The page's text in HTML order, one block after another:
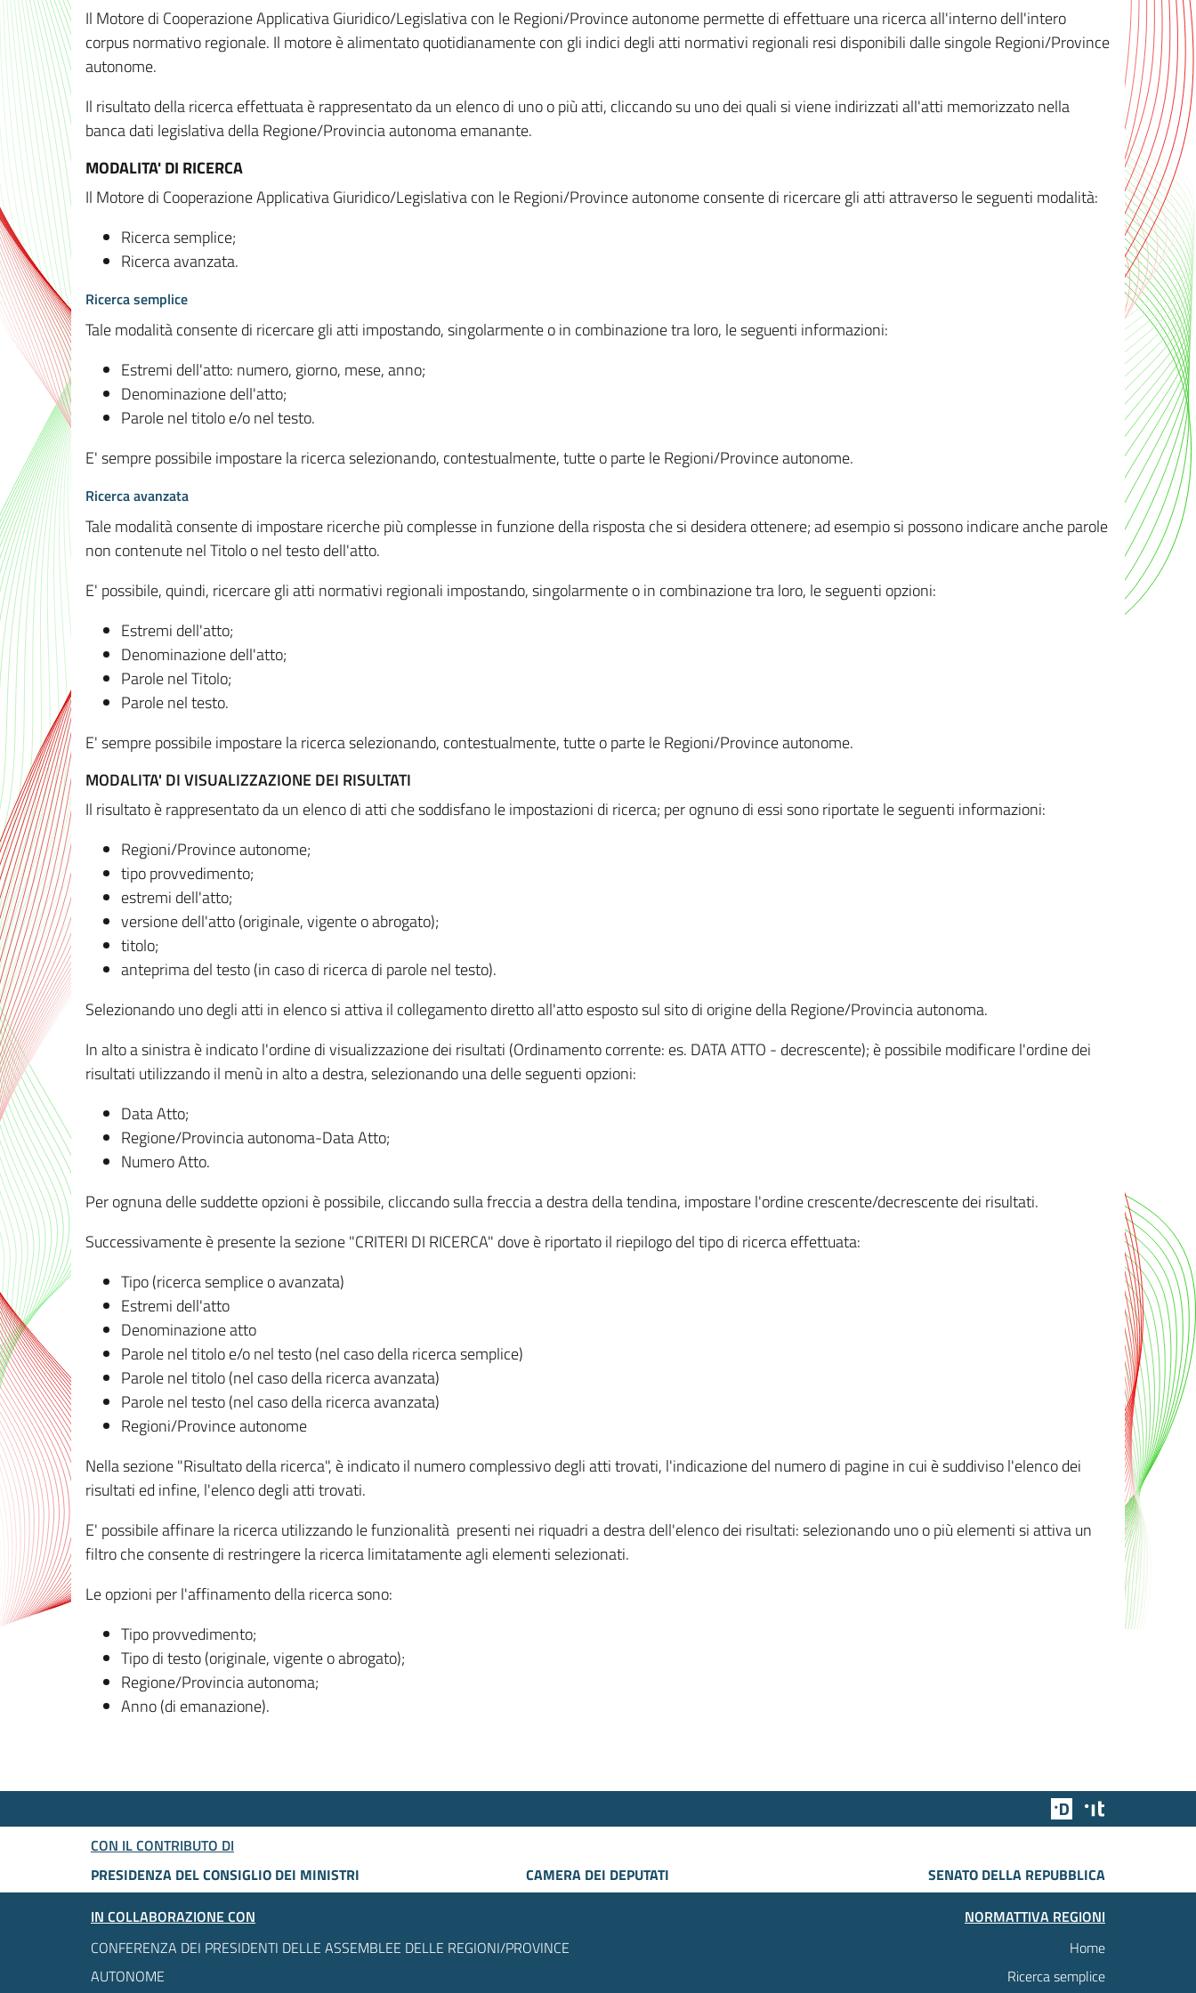
Il Motore di Cooperazione Applicativa Giuridico/Legislativa con le Regioni/Province autonome permette di effettuare una ricerca all'interno dell'intero
corpus normativo regionale. Il motore è alimentato quotidianamente con gli indici degli atti normativi regionali resi disponibili dalle singole Regioni/Province
autonome.
Il risultato della ricerca effettuata è rappresentato da un elenco di uno o più atti, cliccando su uno dei quali si viene indirizzati all'atti memorizzato nella
banca dati legislativa della Regione/Provincia autonoma emanante.
MODALITA' DI RICERCA
Il Motore di Cooperazione Applicativa Giuridico/Legislativa con le Regioni/Province autonome consente di ricercare gli atti attraverso le seguenti modalità:
Ricerca semplice;
Ricerca avanzata.
Ricerca semplice
Tale modalità consente di ricercare gli atti impostando, singolarmente o in combinazione tra loro, le seguenti informazioni:
Estremi dell'atto: numero, giorno, mese, anno;
Denominazione dell'atto;
Parole nel titolo e/o nel testo.
E' sempre possibile impostare la ricerca selezionando, contestualmente, tutte o parte le Regioni/Province autonome.
Ricerca avanzata
Tale modalità consente di impostare ricerche più complesse in funzione della risposta che si desidera ottenere; ad esempio si possono indicare anche parole
non contenute nel Titolo o nel testo dell'atto.
E' possibile, quindi, ricercare gli atti normativi regionali impostando, singolarmente o in combinazione tra loro, le seguenti opzioni:
Estremi dell'atto;
Denominazione dell'atto;
Parole nel Titolo;
Parole nel testo.
E' sempre possibile impostare la ricerca selezionando, contestualmente, tutte o parte le Regioni/Province autonome.
MODALITA' DI VISUALIZZAZIONE DEI RISULTATI
Il risultato è rappresentato da un elenco di atti che soddisfano le impostazioni di ricerca; per ognuno di essi sono riportate le seguenti informazioni:
Regioni/Province autonome;
tipo provvedimento;
estremi dell'atto;
versione dell'atto (originale, vigente o abrogato);
titolo;
anteprima del testo (in caso di ricerca di parole nel testo).
Selezionando uno degli atti in elenco si attiva il collegamento diretto all'atto esposto sul sito di origine della Regione/Provincia autonoma.
In alto a sinistra è indicato l'ordine di visualizzazione dei risultati (Ordinamento corrente: es. DATA ATTO - decrescente); è possibile modificare l'ordine dei
risultati utilizzando il menù in alto a destra, selezionando una delle seguenti opzioni:
Data Atto;
Regione/Provincia autonoma-Data Atto;
Numero Atto.
Per ognuna delle suddette opzioni è possibile, cliccando sulla freccia a destra della tendina, impostare l'ordine crescente/decrescente dei risultati.
Successivamente è presente la sezione "CRITERI DI RICERCA" dove è riportato il riepilogo del tipo di ricerca effettuata:
Tipo (ricerca semplice o avanzata)
Estremi dell'atto
Denominazione atto
Parole nel titolo e/o nel testo (nel caso della ricerca semplice)
Parole nel titolo (nel caso della ricerca avanzata)
Parole nel testo (nel caso della ricerca avanzata)
Regioni/Province autonome
Nella sezione "Risultato della ricerca", è indicato il numero complessivo degli atti trovati, l'indicazione del numero di pagine in cui è suddiviso l'elenco dei
risultati ed infine, l'elenco degli atti trovati.
E' possibile affinare la ricerca utilizzando le funzionalità presenti nei riquadri a destra dell'elenco dei risultati: selezionando uno o più elementi si attiva un
filtro che consente di restringere la ricerca limitatamente agli elementi selezionati.
Le opzioni per l'affinamento della ricerca sono:
Tipo provvedimento;
Tipo di testo (originale, vigente o abrogato);
Regione/Provincia autonoma;
Anno (di emanazione).
Team Digitale
CON IL CONTRIBUTO DI
PRESIDENZA DEL CONSIGLIO DEI MINISTRI
CAMERA DEI DEPUTATI
SENATO DELLA REPUBBLICA
IN COLLABORAZIONE CON
CONFERENZA DEI PRESIDENTI DELLE ASSEMBLEE DELLE REGIONI/PROVINCE
AUTONOME
NORMATTIVA REGIONI
Home
Ricerca semplice